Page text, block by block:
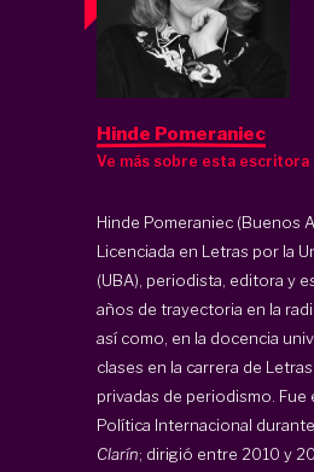
Hinde Pomeraniec
Ve más sobre esta escritora
Hinde Pomeraniec (Buenos
Licenciada en Letras por la
(UBA), periodista, editora y
años de trayectoria en la
así como, en la docencia
clases en la carrera de
privadas de periodismo.
Política Internacional
Clarín; dirigió entre 2010 y